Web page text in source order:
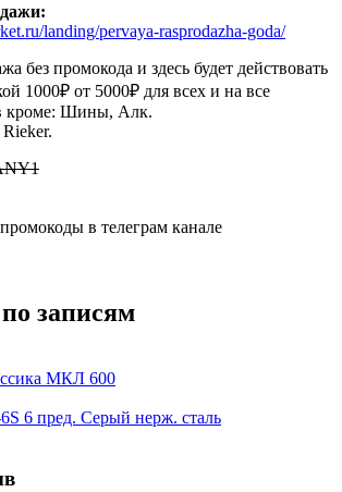
landing/pervaya-rasprodazha-goda/
без промокода и здесь будет действовать
1000₽ от 5000₽ для всех и на все
кроме: Шины, Алк.
в телеграм канале
записям
МКЛ 600
6 пред. Серый нерж. сталь